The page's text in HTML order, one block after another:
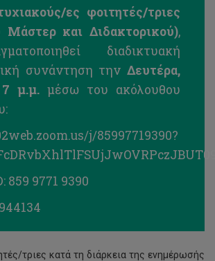
ες φοιτητές/τριες
Μάστερ και Διδακτορικού),
διαδικτυακή
συνάντηση την Δευτέρα,
7 μ.μ. μέσω του ακόλουθου
j/85997719390?
859 9771 9390
τριες κατά τη διάρκεια της ενημέρωσής